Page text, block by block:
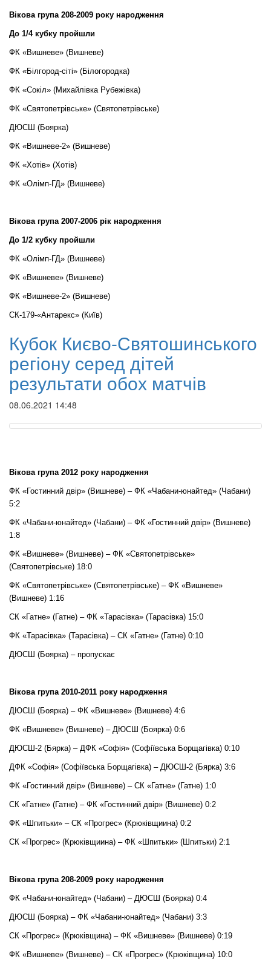
Вікова група 208-2009 року народження
До 1/4 кубку пройшли
ФК «Вишневе» (Вишневе)
ФК «Білгород-сіті» (Білогородка)
ФК «Сокіл» (Михайлівка Рубежівка)
ФК «Святопетрівське» (Святопетрівське)
ДЮСШ (Боярка)
ФК «Вишневе-2» (Вишневе)
ФК «Хотів» (Хотів)
ФК «Олімп-ГД» (Вишневе)
Вікова група 2007-2006 рік народження
До 1/2 кубку пройшли
ФК «Олімп-ГД» (Вишневе)
ФК «Вишневе» (Вишневе)
ФК «Вишневе-2» (Вишневе)
СК-179-«Антарекс» (Київ)
Кубок Києво-Святошинського
регіону серед дітей
результати обох матчів
08.06.2021 14:48
Вікова група 2012 року народження
ФК «Гостинний двір» (Вишневе) – ФК «Чабани-юнайтед» (Чабани)
5:2
ФК «Чабани-юнайтед» (Чабани) – ФК «Гостинний двір» (Вишневе)
1:8
ФК «Вишневе» (Вишневе) – ФК «Святопетрівське»
(Святопетрівське) 18:0
ФК «Святопетрівське» (Святопетрівське) – ФК «Вишневе»
(Вишневе) 1:16
СК «Гатне» (Гатне) – ФК «Тарасівка» (Тарасівка) 15:0
ФК «Тарасівка» (Тарасівка) – СК «Гатне» (Гатне) 0:10
ДЮСШ (Боярка) – пропускає
Вікова група 2010-2011 року народження
ДЮСШ (Боярка) – ФК «Вишневе» (Вишневе) 4:6
ФК «Вишневе» (Вишневе) – ДЮСШ (Боярка) 0:6
ДЮСШ-2 (Бярка) – ДФК «Софія» (Софіївська Борщагівка) 0:10
ДФК «Софія» (Софіївська Борщагівка) – ДЮСШ-2 (Бярка) 3:6
ФК «Гостинний двір» (Вишневе) – СК «Гатне» (Гатне) 1:0
СК «Гатне» (Гатне) – ФК «Гостинний двір» (Вишневе) 0:2
ФК «Шпитьки» – СК «Прогрес» (Крюківщиина) 0:2
СК «Прогрес» (Крюківщиина) – ФК «Шпитьки» (Шпитьки) 2:1
Вікова група 208-2009 року народження
ФК «Чабани-юнайтед» (Чабани) – ДЮСШ (Боярка) 0:4
ДЮСШ (Боярка) – ФК «Чабани-юнайтед» (Чабани) 3:3
СК «Прогрес» (Крюківщина) – ФК «Вишневе» (Вишневе) 0:19
ФК «Вишневе» (Вишневе) – СК «Прогрес» (Крюківщина) 10:0